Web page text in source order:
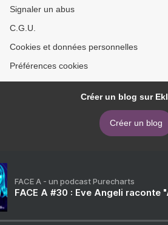
Signaler un abus
C.G.U.
Cookies et données personnelles
Préférences cookies
Créer un blog sur
Créer un blog
FACE A - un podcast Purecharts
FACE A #30 : Eve Angeli raconte